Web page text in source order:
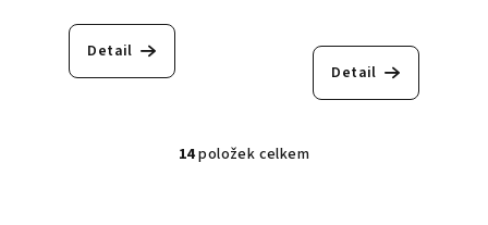
Detail
Detail
O
14položek celkem